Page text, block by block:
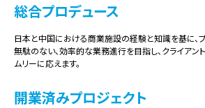
総合プロデュース
日本と中国における商業施設の経験と知識を基に、プ
無駄のない、効率的な業務進行を目指し、クライアン
ムリーに応えます。
開業済みプロジェクト